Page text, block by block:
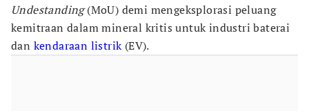
Undestanding(MoU) demi mengeksplorasi peluang
kemitraan dalam mineral kritis untuk industri baterai
dan kendaraan listrik(EV).